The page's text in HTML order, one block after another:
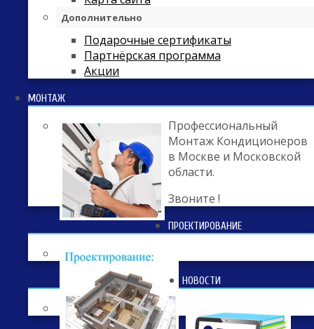
Дополнительно
Подарочные сертификаты
Партнёрская программа
Акции
МОНТАЖ
Профессиональный
Монтаж Кондиционеров
в Москве и Московской
области.
Звоните !
ПРОЕКТИРОВАНИЕ
НОВОСТИ